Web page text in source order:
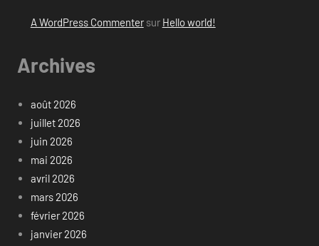
A WordPress Commentersur Hello world!
Archives
août 2026
juillet 2026
juin 2026
mai 2026
avril 2026
mars 2026
février 2026
janvier 2026